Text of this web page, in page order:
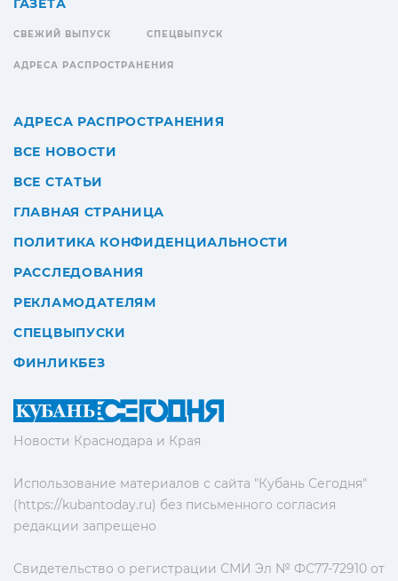
Новости Краснодара и Края
Использование материалов с сайта "Кубань Сегодня"
(https://kubantoday.ru) без письменного согласия
редакции запрещено
Свидетельство о регистрации СМИ Эл № ФС77-72910 от
ГАЗЕТА
СВЕЖИЙ ВЫПУСК СПЕЦВЫПУСК
АДРЕСА РАСПРОСТРАНЕНИЯ
АДРЕСА РАСПРОСТРАНЕНИЯ
ВСЕ НОВОСТИ
ВСЕ СТАТЬИ
ГЛАВНАЯ СТРАНИЦА
ПОЛИТИКА КОНФИДЕНЦИАЛЬНОСТИ
РАССЛЕДОВАНИЯ
РЕКЛАМОДАТЕЛЯМ
СПЕЦВЫПУСКИ
ФИНЛИКБЕЗ